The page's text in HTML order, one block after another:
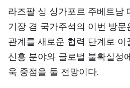
라즈팔 싱 싱가포르 주베트남
기장 겸 국가주석의 이번 방
관계를 새로운 협력 단계로
신흥 분야와 글로벌 불확실성
욱 중점을 둘 전망이다.